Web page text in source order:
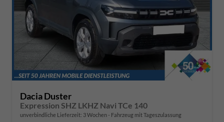
Dacia Duster
Expression SHZ LKHZ Navi TCe 140
unverbindliche Lieferzeit: 3 Wochen Fahrzeug mit Tageszulassung